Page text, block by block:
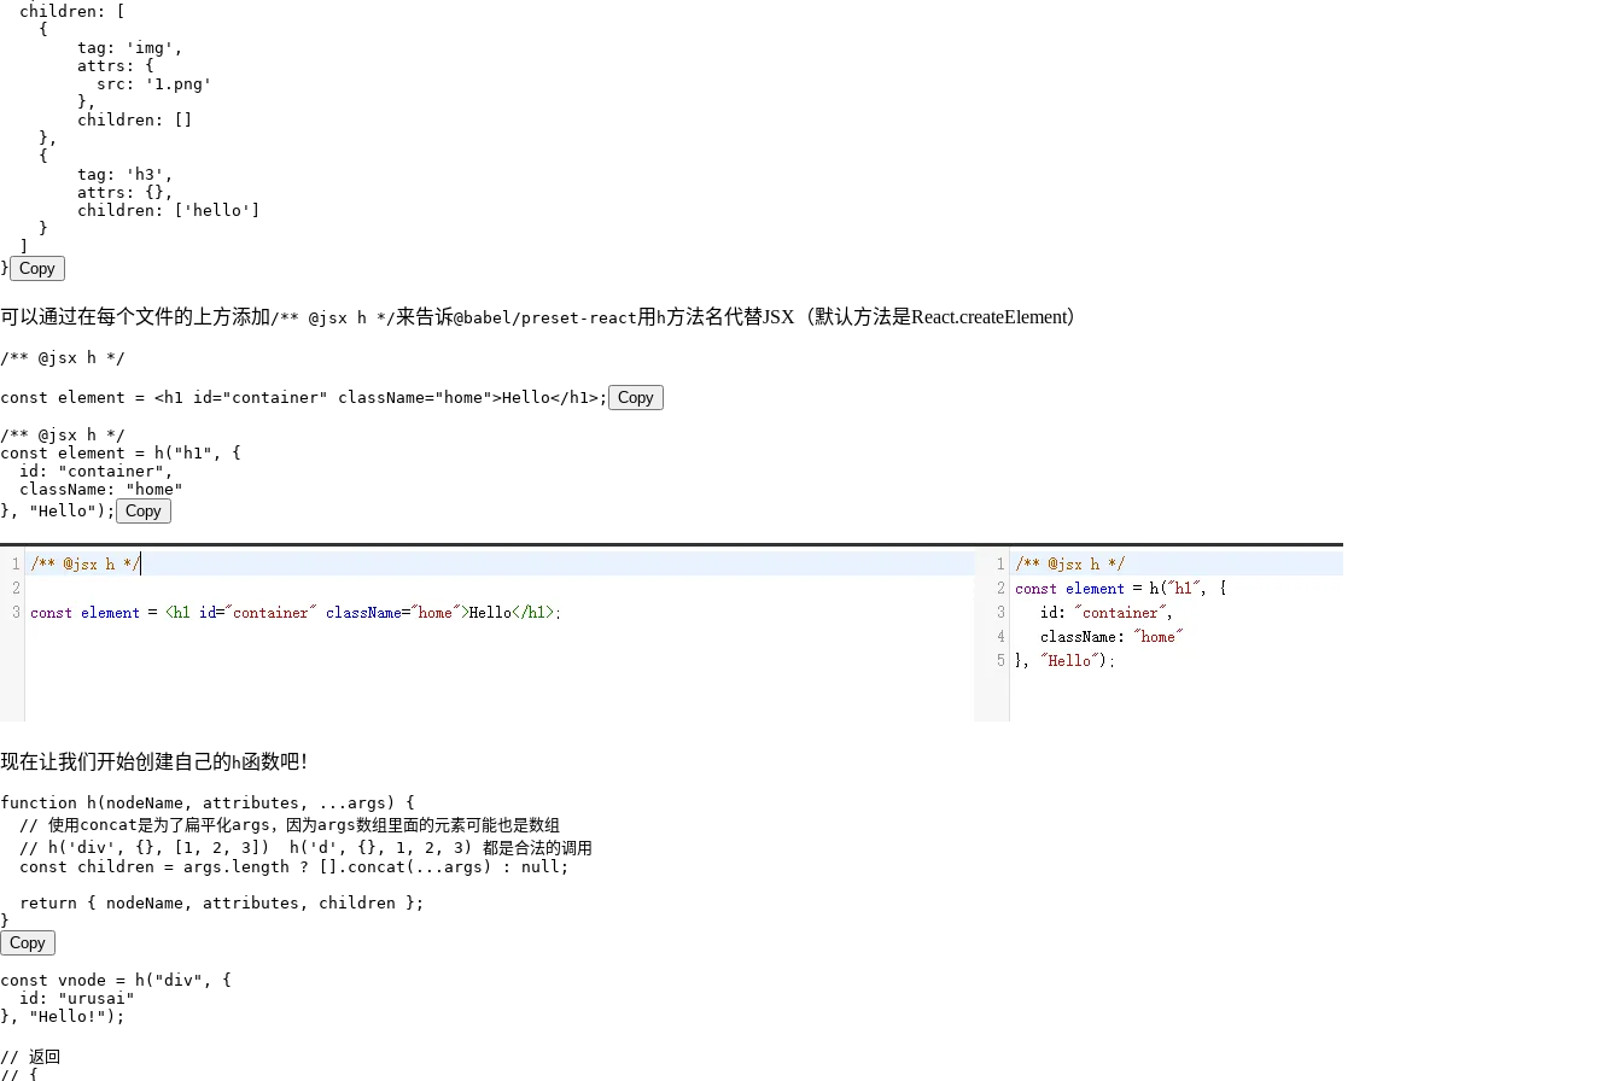
  children
:
    {
        tag
: ' img ' ,
        attrs
:
{
          src
: ' 1.png '
        }
,
        children
:
    }
,
    {
        tag
: ' h3 ' ,
        attrs
: {} ,
        children
: ' hello '
    }
} Copy
可以通过在每个文件的上方添加 /** @jsx h */来告诉@babel/preset-react用 h方法名代替JSX（默认方法是React.createElement）
/** @jsx h */
const element = <h1 id=" container" className=" home ">Hello</ h1 > ; Copy
/** @jsx h */
const element = h ( " h1 " ,
{
  id
: " container" ,
  className
: " home "
} , "Hello " ); Copy
现在让我们开始创建自己的 h函数吧！
function h ( nodeName , attributes , ... args )
{
  // 使用concat是为了扁平化args，因为args数组里面的元素可能也是数组
  // h('div', {}, [1, 2, 3])  h('d', {}, 1, 2, 3) 都是合法的调用
  const
children = args . length ? . concat ( ... args ) : null ;
  return
{ nodeName , attributes , children };
}
Copy
const vnode = h ( "div " ,
{
  id
: " urusai "
} , "Hello! " );
// 返回
// {